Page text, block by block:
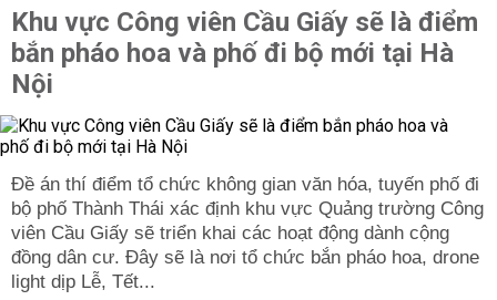
Khu vực Công viên Cầu Giấy sẽ là điểm
bắn pháo hoa và phố đi bộ mới tại Hà
Nội
Đề án thí điểm tổ chức không gian văn hóa, tuyến phố đi
bộ phố Thành Thái xác định khu vực Quảng trường Công
viên Cầu Giấy sẽ triển khai các hoạt động dành cộng
đồng dân cư. Đây sẽ là nơi tổ chức bắn pháo hoa, drone
light dịp Lễ, Tết...